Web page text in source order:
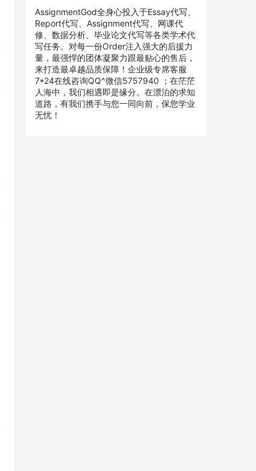
AssignmentGod全身心投入于Essay代写、
Report代写、Assignment代写、网课代
修、数据分析、毕业论文代写等各类学术代
写任务。对每一份Order注入强大的后援力
量，最强悍的团体凝聚力跟最贴心的售后，
来打造最卓越品质保障！企业级专席客服
7*24在线咨询QQ^微信5757940 ；在茫茫
人海中，我们相遇即是缘分。在漂泊的求知
道路，有我们携手与您一同向前，保您学业
无忧！